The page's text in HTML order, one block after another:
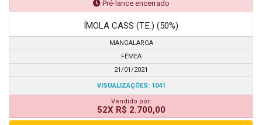
Pré-lance encerrado
ÍMOLA CASS (T.E.) (50%)
MANGALARGA
FÊMEA
21/01/2021
VISUALIZAÇÕES: 1041
Vendido por:
52X R$ 2.700,00